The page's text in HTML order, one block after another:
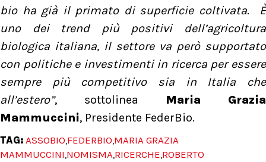
bio ha già il primato di superficie coltivata. È
uno dei trend più positivi dell’agricoltura
biologica italiana, il settore va però supportato
con politiche e investimenti in ricerca per essere
sempre più competitivo sia in Italia che
all’estero”, sottolinea Maria Grazia
Mammuccini, Presidente FederBio.
TAG: ASSOBIO,FEDERBIO,MARIA GRAZIA
MAMMUCCINI,NOMISMA,RICERCHE,ROBERTO